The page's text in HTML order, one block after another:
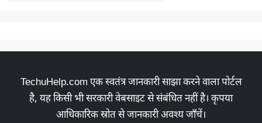
TechuHelp.com एक स्वतंत्र जानकारी साझा करने वाला पोर्टल
है, यह किसी भी सरकारी वेबसाइट से संबंधित नहीं है। कृपया
आधिकारिक स्रोत से जानकारी अवश्य जाँचें।